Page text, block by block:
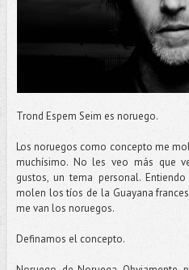
Trond Espem Seim es noruego.
Los noruegos como concepto me
muchísimo. No les veo más que
gustos, un tema personal.
molen los tíos de la Guayana
me van los noruegos.
Definamos el concepto.